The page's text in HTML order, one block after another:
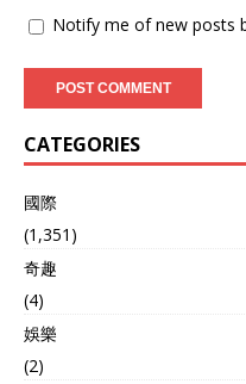
Notify me of new posts
CATEGORIES
國際
(1,351)
奇趣
(4)
娛樂
(2)